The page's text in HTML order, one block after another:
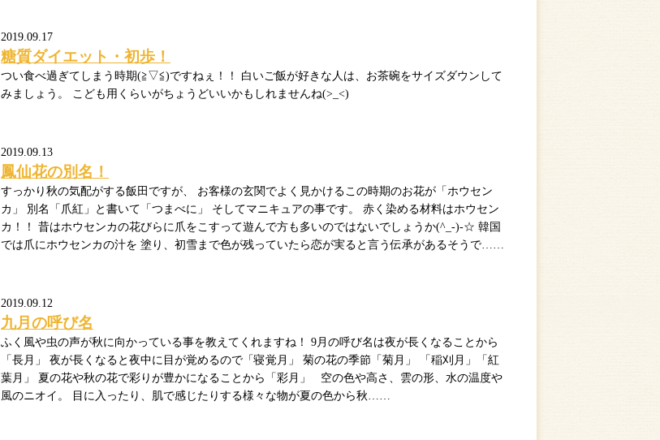
2019.09.17
糖質ダイエット・初歩！
つい食べ過ぎてしまう時期(≧▽≦)ですねぇ！！ 白いご飯が好きな人は、お茶碗をサイズダウンして
みましょう。 こども用くらいがちょうどいいかもしれませんね(>_<)
2019.09.13
鳳仙花の別名！
すっかり秋の気配がする飯田ですが、 お客様の玄関でよく見かけるこの時期のお花が「ホウセン
カ」 別名「爪紅」と書いて「つまべに」 そしてマニキュアの事です。 赤く染める材料はホウセン
カ！！ 昔はホウセンカの花びらに爪をこすって遊んで方も多いのではないでしょうか(^_-)-☆ 韓国
では爪にホウセンカの汁を 塗り、初雪まで色が残っていたら恋が実ると言う伝承があるそうで……
2019.09.12
九月の呼び名
ふく風や虫の声が秋に向かっている事を教えてくれますね！ 9月の呼び名は夜が長くなることから
「長月」 夜が長くなると夜中に目が覚めるので「寝覚月」 菊の花の季節「菊月」 「稲刈月」「紅
葉月」 夏の花や秋の花で彩りが豊かになることから「彩月」 空の色や高さ、雲の形、水の温度や
風のニオイ。 目に入ったり、肌で感じたりする様々な物が夏の色から秋……